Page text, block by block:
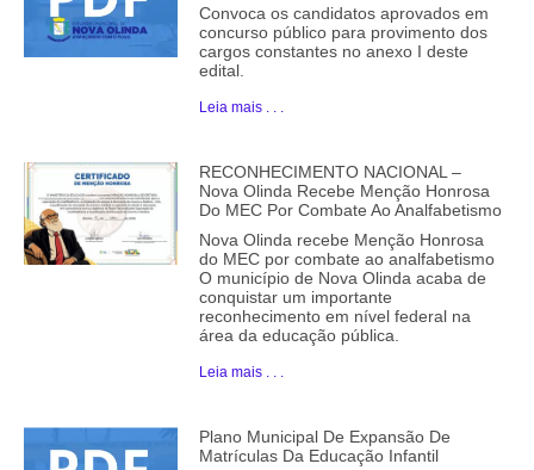
Convoca os candidatos aprovados em
concurso público para provimento dos
cargos constantes no anexo I deste
edital.
Leia mais . . .
RECONHECIMENTO NACIONAL –
Nova Olinda Recebe Menção Honrosa
Do MEC Por Combate Ao Analfabetismo
Nova Olinda recebe Menção Honrosa
do MEC por combate ao analfabetismo
O município de Nova Olinda acaba de
conquistar um importante
reconhecimento em nível federal na
área da educação pública.
Leia mais . . .
Plano Municipal De Expansão De
Matrículas Da Educação Infantil